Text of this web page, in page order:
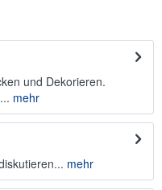
und Dekorieren.
mehr
mehr